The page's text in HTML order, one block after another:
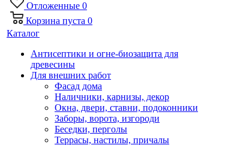
Отложенные 0
Корзина пуста 0
Каталог
Антисептики и огне-биозащита для
древесины
Для внешних работ
Фасад дома
Наличники, карнизы, декор
Окна, двери, ставни, подоконники
Заборы, ворота, изгороди
Беседки, перголы
Террасы, настилы, причалы